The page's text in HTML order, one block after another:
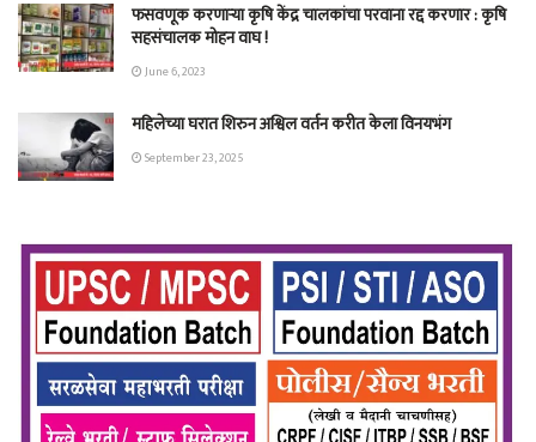
फसवणूक करणाऱ्या कृषि केंद्र चालकांचा परवाना रद्द करणार : कृषि
सहसंचालक मोहन वाघ !
June 6, 2023
महिलेच्या घरात शिरुन अश्विल वर्तन करीत केला विनयभंग
September 23, 2025